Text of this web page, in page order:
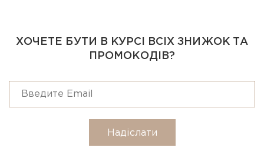
ХОЧЕТЕ БУТИ В КУРСІ ВСІХ ЗНИЖОК ТА
ПРОМОКОДІВ?
Надіслати